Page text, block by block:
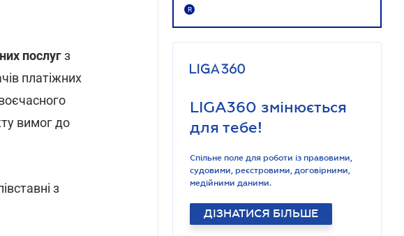
послугз
платіжних
вимог до
з
R
LIGA360 змінюється
для тебе!
Спільне поле для роботи із правовими,
судовими, реєстровими, договірними,
медійними даними.
ДІЗНАТИСЯ БІЛЬШЕ